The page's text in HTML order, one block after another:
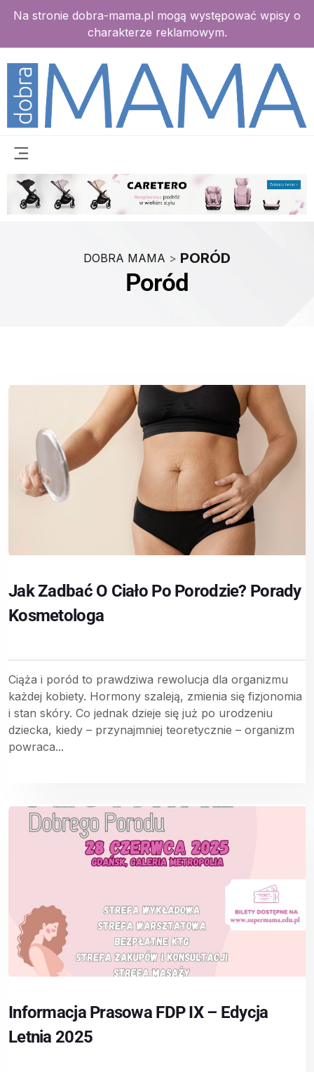
Na stronie dobra-mama.pl mogą występować wpisy o
charakterze reklamowym.
DOBRA MAMA > PORÓD
Poród
Jak Zadbać O Ciało Po Porodzie? Porady
Kosmetologa
Ciąża i poród to prawdziwa rewolucja dla organizmu
każdej kobiety. Hormony szaleją, zmienia się fizjonomia
i stan skóry. Co jednak dzieje się już po urodzeniu
dziecka, kiedy – przynajmniej teoretycznie – organizm
powraca...
Informacja Prasowa FDP IX – Edycja
Letnia 2025